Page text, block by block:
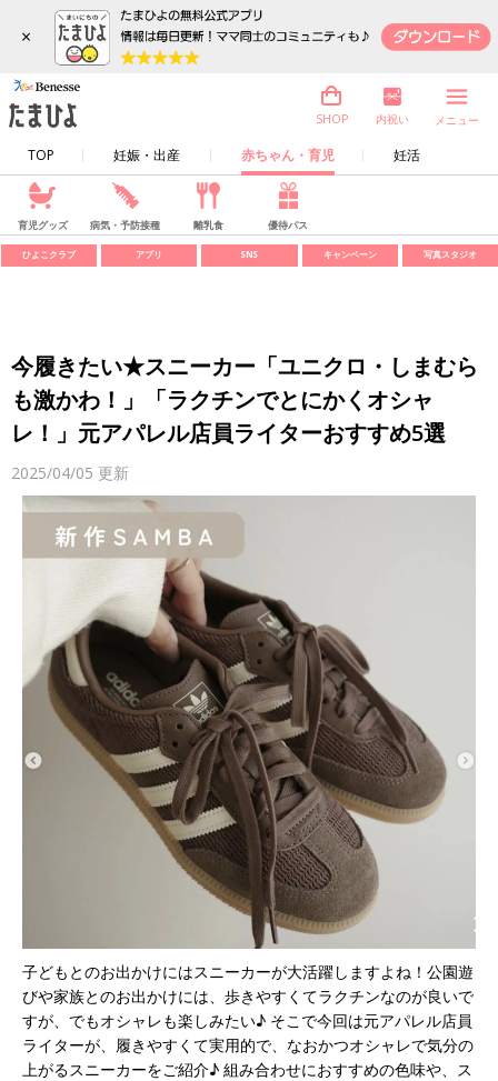
×
TOP 妊娠・出産 赤ちゃん・育児 妊活
SHOP 内祝い メニュー
育児グッズ 病気・予防接種 離乳食 優待パス
ひよこクラブ アプリ SNS キャンペーン 写真スタジオ
今履きたい★スニーカー「ユニクロ・しまむら
も激かわ！」「ラクチンでとにかくオシャ
レ！」元アパレル店員ライターおすすめ5選
2025/04/05 更新
子どもとのお出かけにはスニーカーが大活躍しますよね！公園遊
びや家族とのお出かけには、歩きやすくてラクチンなのが良いで
すが、でもオシャレも楽しみたい♪ そこで今回は元アパレル店員
ライターが、履きやすくて実用的で、なおかつオシャレで気分の
上がるスニーカーをご紹介♪ 組み合わせにおすすめの色味や、ス